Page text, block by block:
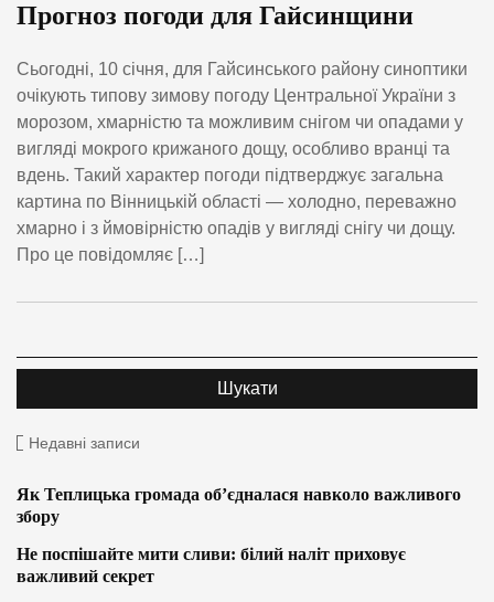
Прогноз погоди для Гайсинщини
Сьогодні, 10 січня, для Гайсинського району синоптики
очікують типову зимову погоду Центральної України з
морозом, хмарністю та можливим снігом чи опадами у
вигляді мокрого крижаного дощу, особливо вранці та
вдень. Такий характер погоди підтверджує загальна
картина по Вінницькій області — холодно, переважно
хмарно і з ймовірністю опадів у вигляді снігу чи дощу.
Про це повідомляє […]
Недавні записи
Як Теплицька громада об’єдналася навколо важливого
збору
Не поспішайте мити сливи: білий наліт приховує
важливий секрет